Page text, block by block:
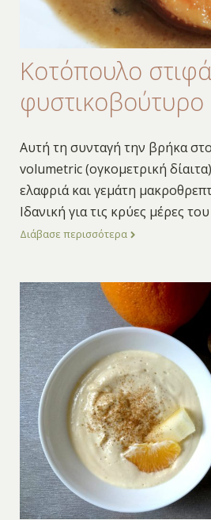
Κοτόπουλο
φυστικοβούτυρο
Αυτή τη συνταγή την βρήκα
volumetric (ογκομετρική
ελαφριά και γεμάτη
Ιδανική για τις κρύες μέρες
Διάβασε περισσότερα